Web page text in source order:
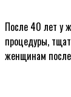
После 40 лет у
процедуры,
женщинам